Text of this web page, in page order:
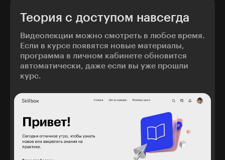
Теория с доступом навсегда
Видеолекции можно смотреть в любое время.
Если в курсе появятся новые материалы,
программа в личном кабинете обновится
автоматически, даже если вы уже прошли
курс.